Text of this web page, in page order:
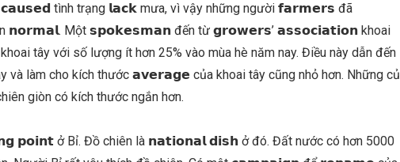
tình trạng 𝗹𝗮𝗰𝗸 mưa, vì vậy những người 𝗳𝗮𝗿𝗺𝗲𝗿𝘀 đã
𝗻𝗼𝗿𝗺𝗮𝗹. Một 𝘀𝗽𝗼𝗸𝗲𝘀𝗺𝗮𝗻 đến từ 𝗴𝗿𝗼𝘄𝗲𝗿𝘀’ 𝗮𝘀𝘀𝗼𝗰𝗶𝗮𝘁𝗶𝗼𝗻 khoai
tây với số lượng ít hơn 25% vào mùa hè năm nay. Điều này dẫn đến
và làm cho kích thước 𝗮𝘃𝗲𝗿𝗮𝗴𝗲 của khoai tây cũng nhỏ hơn. Những củ
giòn có kích thước ngắn hơn.
𝗽𝗼𝗶𝗻𝘁 ở Bỉ. Đồ chiên là 𝗻𝗮𝘁𝗶𝗼𝗻𝗮𝗹 𝗱𝗶𝘀𝗵 ở đó. Đất nước có hơn 5000